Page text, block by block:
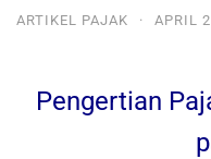
ARTIKEL PAJAK · APRIL
Pengertian